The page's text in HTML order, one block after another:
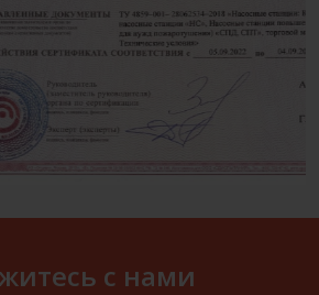
с нами